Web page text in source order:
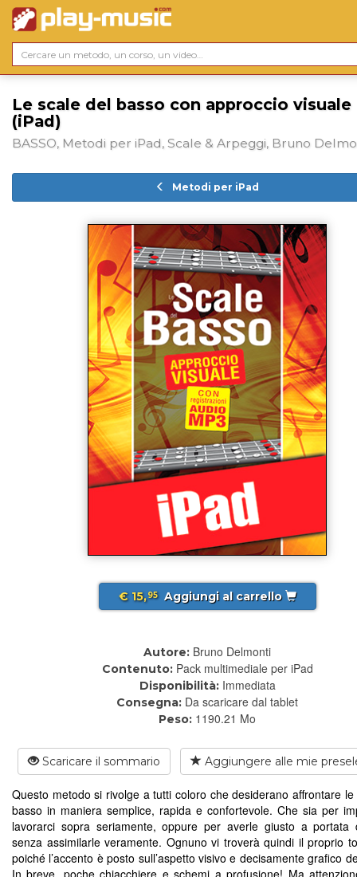
Le scale del basso con approccio visuale
(iPad)
BASSO, Metodi per iPad, Scale & Arpeggi, Bruno
Metodi per iPad
€ 15,95 Aggiungi al carrello
Autore: Bruno Delmonti
Contenuto: Pack multimediale per iPad
Disponibilità: Immediata
Consegna: Da scaricare dal tablet
Peso: 1190.21 Mo
Scaricare il sommario Aggiungere alle mie
Questo metodo si rivolge a tutti coloro che desiderano affrontare
basso in maniera semplice, rapida e confortevole. Che sia per
lavorarci sopra seriamente, oppure per averle giusto a portata
senza assimilarle veramente. Ognuno vi troverà quindi il proprio
poiché l’accento è posto sull’aspetto visivo e decisamente grafico
In breve, poche chiacchiere e schemi a profusione! Ma